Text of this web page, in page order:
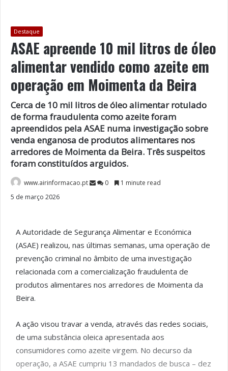
Destaque
ASAE apreende 10 mil litros de óleo
alimentar vendido como azeite em
operação em Moimenta da Beira
Cerca de 10 mil litros de óleo alimentar rotulado
de forma fraudulenta como azeite foram
apreendidos pela ASAE numa investigação sobre
venda enganosa de produtos alimentares nos
arredores de Moimenta da Beira. Três suspeitos
foram constituídos arguidos.
www.airinformacao.pt 0
1 minute read
5 de março 2026
A Autoridade de Segurança Alimentar e Económica
(ASAE) realizou, nas últimas semanas, uma operação de
prevenção criminal no âmbito de uma investigação
relacionada com a comercialização fraudulenta de
produtos alimentares nos arredores de Moimenta da
Beira.
A ação visou travar a venda, através das redes sociais,
de uma substância oleica apresentada aos
consumidores como azeite virgem. No decurso da
operação, a ASAE cumpriu 13 mandados de busca – dez